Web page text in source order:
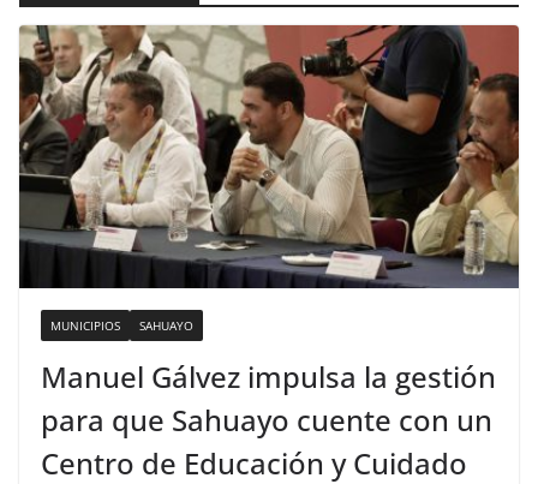
MUNICIPIOS SAHUAYO
Manuel Gálvez impulsa la gestión
para que Sahuayo cuente con un
Centro de Educación y Cuidado